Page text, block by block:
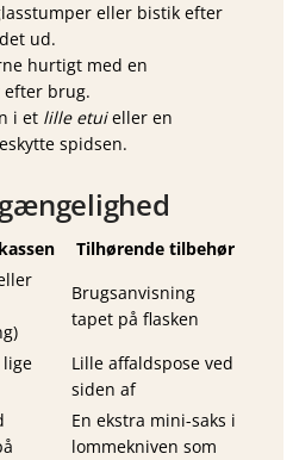
eller bi­stik efter
ud.
hurtigt med en
brug.
i et lille etuieller en
spidsen.
Tilhørende tilbehør
Brugsanvisning
tapet på flasken
Lille affaldspose ved
siden af
En ekstra mini-saks i
lommekniven som